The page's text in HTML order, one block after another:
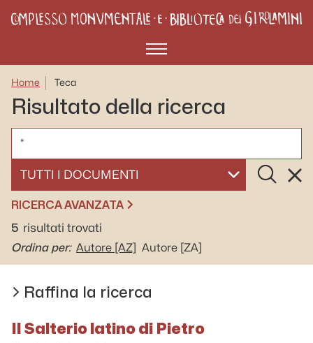
Menù
Home Teca
Risultato della ricerca
SELEZIONA UN DOCUMENTO
Cerca
RICERCA AVANZATA
5 risultati trovati
Ordina per: Autore [AZ] Autore [ZA]
Raffina la ricerca
Il Salterio latino di Pietro